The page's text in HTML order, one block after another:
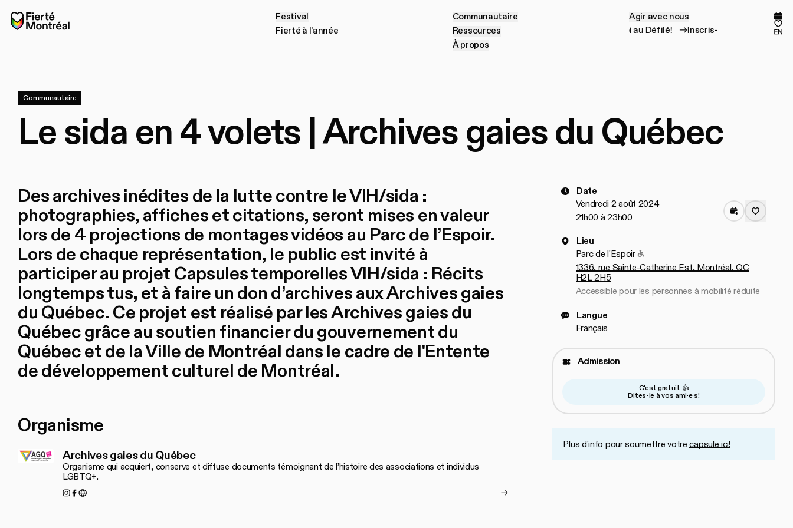
Accueil
Festival
Festival
Fierté à l'année
Fierté à l'année
Communautaire
Communautaire
Ressources
Ressources
À propos
Àpropos
Agir avec nous
Agir avec nous
Inscris-toi au Défilé!
Inscris-toi au Défilé! en
Communautaire
Le sida en 4 volets | Archives gaies du Québec
Date
Vendredi 2 août 2024
21h00 à 23h00
Lieu
Parc de l'Espoir
Accessible pour les personnes à
1336, rue Sainte-Catherine Est, Montréal, QC
H2L 2H5
Accessible pour les personnes à mobilité réduite
Langue
Français
Admission
C'est gratuit 👍
Dites-le à vos ami·e·s!
Plus d'info pour soumettre votrecapsule ici!
Des archives inédites de la lutte contre le VIH/sida :
photographies, affiches et citations, seront mises en valeur
lors de 4 projections de montages vidéos au Parc de l’Espoir.
Lors de chaque représentation, le public est invité à
participer au projet Capsules temporelles VIH/sida : Récits
longtemps tus, et à faire un don d’archives aux Archives gaies
du Québec. Ce projet est réalisé par les Archives gaies du
Québec grâce au soutien financier du gouvernement du
Québec et de la Ville de Montréal dans le cadre de l'Entente
de développement culturel de Montréal.
Organisme
Archives gaies du Québec
Organisme qui acquiert, conserve et diffuse documents témoignant de l’histoire des associations et individus
LGBTQ+.
Instagram
Facebook
https://agq.qc.ca/